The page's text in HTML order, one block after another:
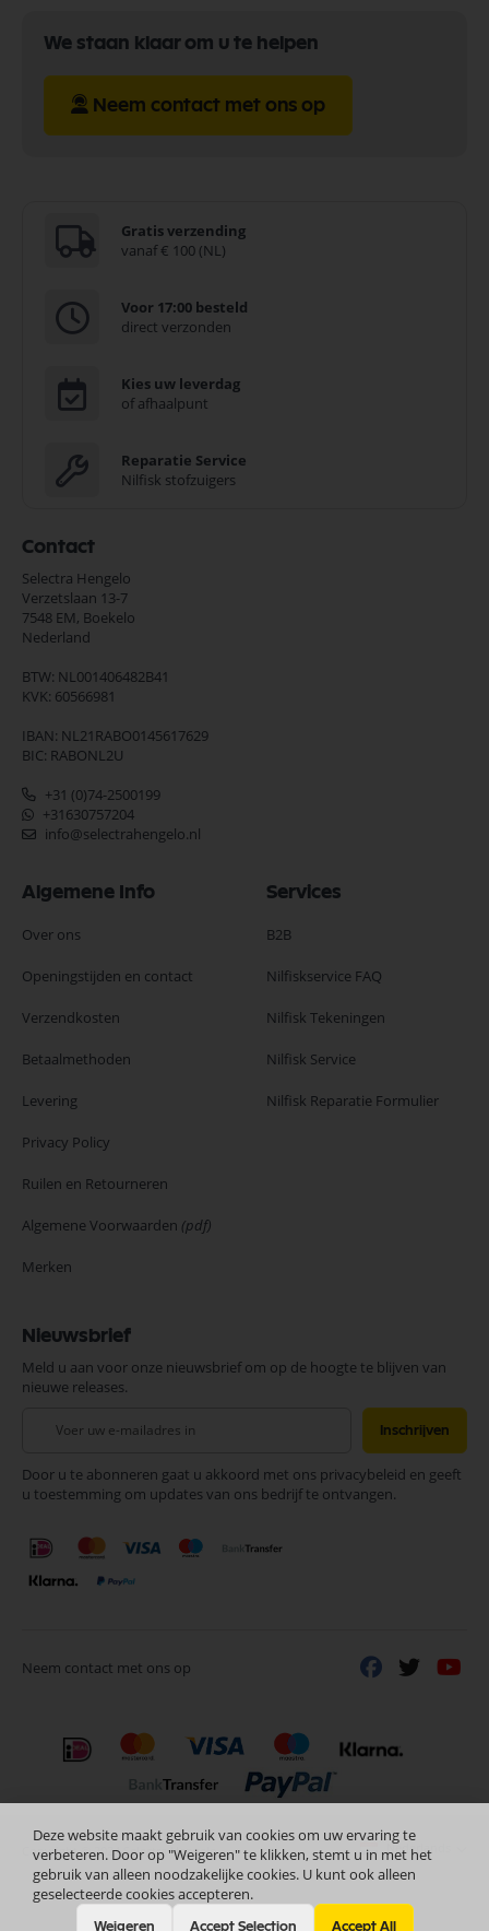
We staan klaar om u te helpen
Neem contact met ons op
Gratis verzending
vanaf € 100 (NL)
Voor 17:00 besteld
direct verzonden
Kies uw leverdag
of afhaalpunt
Reparatie Service
Nilfisk stofzuigers
Contact
Selectra Hengelo
Verzetslaan 13-7
7548 EM, Boekelo
Nederland
BTW: NL001406482B41
KVK: 60566981
IBAN: NL21RABO0145617629
BIC: RABONL2U
+31 (0)74-2500199
+31630757204
info@selectrahengelo.nl
Algemene Info
Over ons
Openingstijden en contact
Verzendkosten
Betaalmethoden
Levering
Privacy Policy
Ruilen en Retourneren
Algemene Voorwaarden (pdf)
Merken
Services
B2B
Nilfiskservice FAQ
Nilfisk Tekeningen
Nilfisk Service
Nilfisk Reparatie Formulier
Nieuwsbrief
Meld u aan voor onze nieuwsbrief om op de hoogte te blijven van
nieuwe releases.
onze
nieuwsbrief
Inschrijven
Door u te abonneren gaat u akkoord met ons privacybeleid en geeft
u toestemming om updates van ons bedrijf te ontvangen.
Neem contact met ons op
Deze website maakt gebruik van cookies om uw ervaring te
verbeteren. Door op "Weigeren" te klikken, stemt u in met het
gebruik van alleen noodzakelijke cookies. U kunt ook alleen
geselecteerde cookies accepteren.
Weigeren Accept Selection Accept All
Copyright © 2024 Selectra Hengelo Nederlands